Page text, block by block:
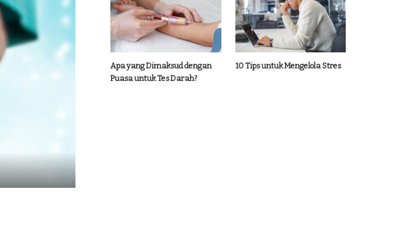
Apa yang Dimaksud dengan
Puasa untuk Tes Darah?
10 Tips untuk Mengelola Stres